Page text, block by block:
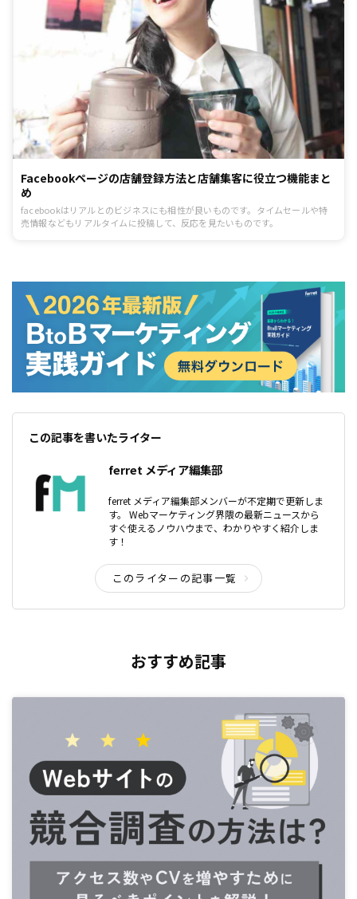
Facebookページの店舗登録方法と店舗集客に役立つ機能まと
め
facebookはリアルとのビジネスにも相性が良いものです。タイムセールや特
売情報などもリアルタイムに投稿して、反応を見たいものです。
この記事を書いたライター
ferret メディア編集部
ferret メディア編集部メンバーが不定期で更新しま
す。 Webマーケティング界隈の最新ニュースから
すぐ使えるノウハウまで、わかりやすく紹介しま
す！
このライターの記事一覧
おすすめ記事